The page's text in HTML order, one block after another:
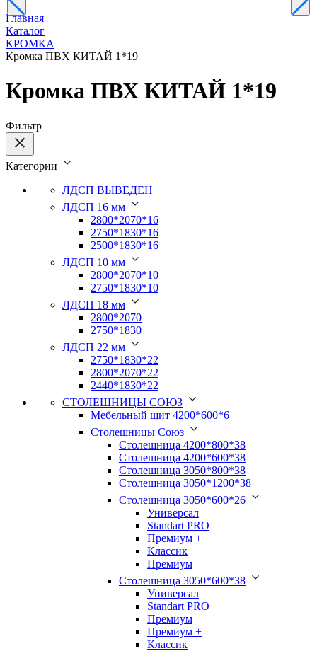
Главная
Каталог
КРОМКА
Кромка ПВХ КИТАЙ 1*19
Кромка ПВХ КИТАЙ 1*19
Фильтр
Категории
ЛДСП ВЫВЕДЕН
ЛДСП 16 мм
2800*2070*16
2750*1830*16
2500*1830*16
ЛДСП 10 мм
2800*2070*10
2750*1830*10
ЛДСП 18 мм
2800*2070
2750*1830
ЛДСП 22 мм
2750*1830*22
2800*2070*22
2440*1830*22
СТОЛЕШНИЦЫ СОЮЗ
Мебельный щит 4200*600*6
Столешницы Союз
Столешница 4200*800*38
Столешница 4200*600*38
Столешница 3050*800*38
Столешница 3050*1200*38
Столешница 3050*600*26
Универсал
Standart PRO
Премиум +
Классик
Премиум
Столешница 3050*600*38
Универсал
Standart PRO
Премиум
Премиум +
Классик